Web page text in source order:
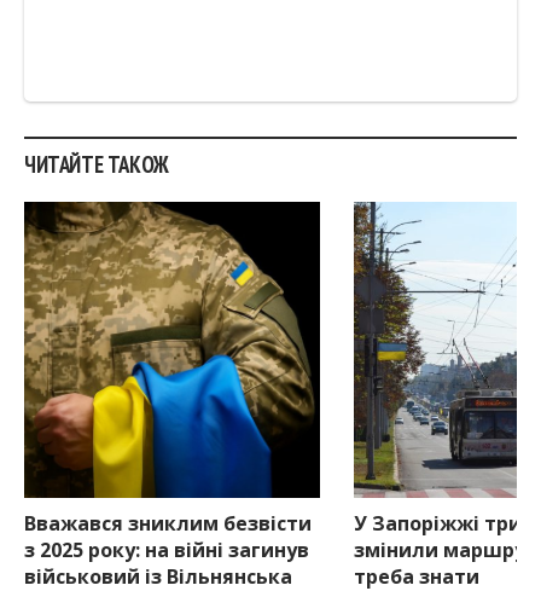
ЧИТАЙТЕ ТАКОЖ
Вважався зниклим безвісти
з 2025 року: на війні загинув
військовий із Вільнянська
У Запоріжжі три
змінили
треба знати